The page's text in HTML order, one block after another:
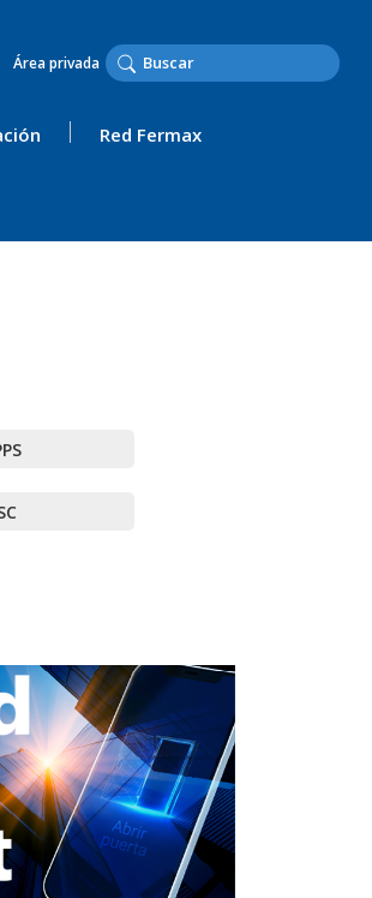
Área privada
Red Fermax